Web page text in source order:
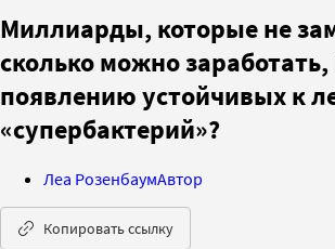
Миллиарды, которые не
сколько можно
появлению устойчивых к
«супербактерий»?
Леа РозенбаумАвтор
Копировать ссылку